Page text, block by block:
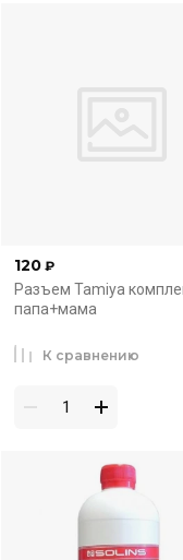
120 ₽
Разъем Tamiya
папа+мама
К сравнению